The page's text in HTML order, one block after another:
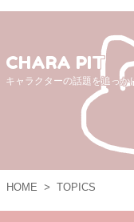
CHARA PIT
キャラクターの話題を追っか
HOME > TOPICS